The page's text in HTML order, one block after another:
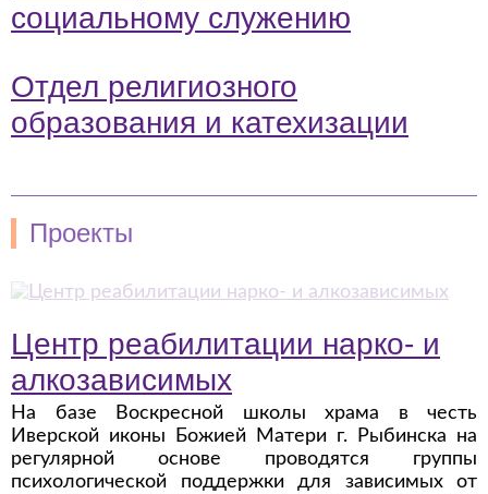
социальному служению
Отдел религиозного
образования и катехизации
Проекты
Центр реабилитации нарко- и
алкозависимых
На базе Воскресной школы храма в честь
Иверской иконы Божией Матери г. Рыбинска на
регулярной основе проводятся группы
психологической поддержки для зависимых от